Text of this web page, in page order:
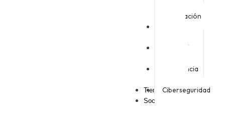
administración
Educación
Inteligencia
Ciberseguridad
Tienda
Socio